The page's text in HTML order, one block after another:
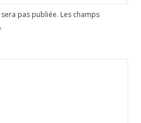
pas publiée. Les champs